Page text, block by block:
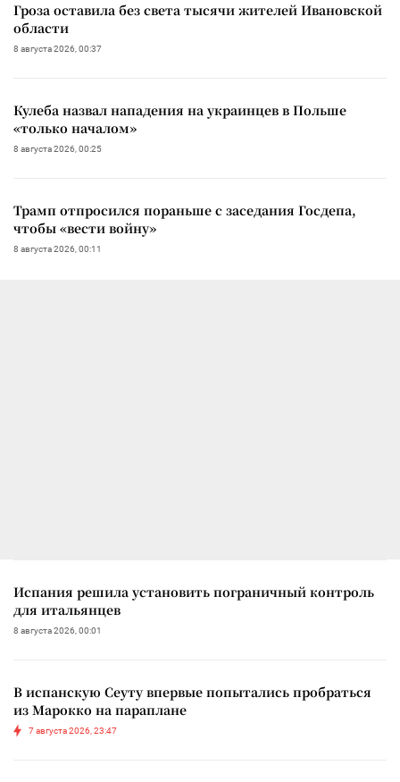
Гроза оставила без света тысячи жителей Ивановской
области
8 августа 2026, 00:37
Кулеба назвал нападения на украинцев в Польше
«только началом»
8 августа 2026, 00:25
Трамп отпросился пораньше с заседания Госдепа,
чтобы «вести войну»
8 августа 2026, 00:11
Испания решила установить пограничный контроль
для итальянцев
8 августа 2026, 00:01
В испанскую Сеуту впервые попытались пробраться
из Марокко на параплане
7 августа 2026, 23:47